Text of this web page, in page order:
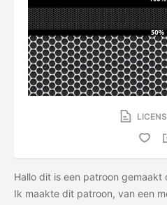
Hallo dit is een patroon
Ik maakte dit patroon, van een